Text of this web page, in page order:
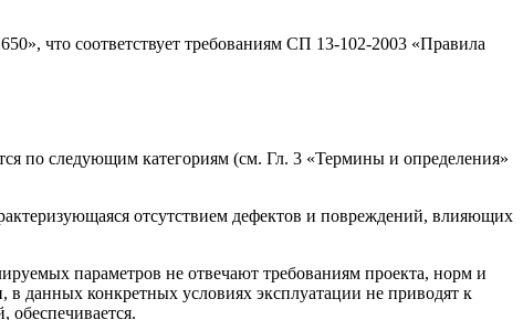
что соответствует требованиям СП 13-102-2003 «Правила
по следующим категориям (см. Гл. 3 «Термины и определения»
отсутствием дефектов и повреждений, влияющих
параметров не отвечают требованиям проекта, норм и
данных конкретных условиях эксплуатации не приводят к